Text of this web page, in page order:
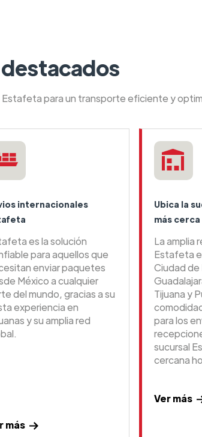
para un transporte eficiente y
internacionales
es la solución
para aquellos que
enviar paquetes
México a cualquier
del mundo, gracias a su
experiencia en
y su amplia red
más
Ubica la
más
La amplia
Estafeta
Ciudad de
Tijuana y
para los
sucursal
cercana
Ver más